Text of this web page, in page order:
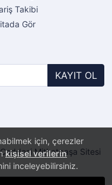
için, çerezler
kişisel verilerin
inceleyebilirsiniz.
Takibi
Gör
KAYIT OL
Mithatpaşa Sitesi